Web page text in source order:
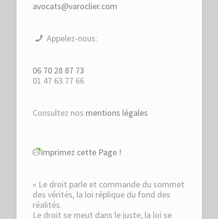
avocats@varoclier.com
Appelez-nous:
06 70 28 87 73
01 47 63 77 66
Consultez nos mentions légales
Imprimez cette Page !
« Le droit parle et commande du sommet
des vérités, la loi réplique du fond des
réalités.
Le droit se meut dans le juste, la loi se